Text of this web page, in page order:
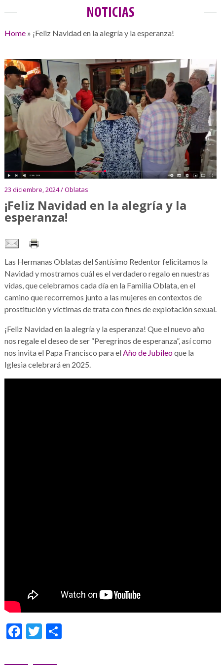
NOTICIAS
Home» ¡Feliz Navidad en la alegría y la esperanza!
23 diciembre, 2024 / Oblatas
¡Feliz Navidad en la alegría y la
esperanza!
Las Hermanas Oblatas del Santísimo Redentor felicitamos la
Navidad y mostramos cuál es el verdadero regalo en nuestras
vidas, que celebramos cada día en la Familia Oblata, en el
camino que recorremos junto a las mujeres en contextos de
prostitución y víctimas de trata con fines de explotación sexual.
¡Feliz Navidad en la alegría y la esperanza! Que el nuevo año
nos regale el deseo de ser “Peregrinos de esperanza”, así como
nos invita el Papa Francisco para elAño de Jubileoque la
Iglesia celebrará en 2025.
Facebook
Twitter
Compartir